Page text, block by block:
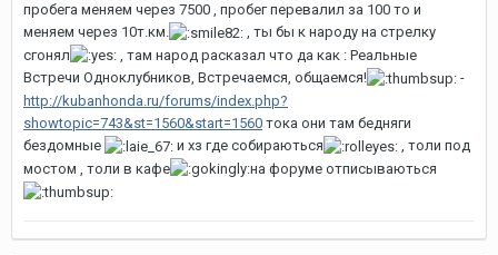
пробега меняем через 7500 , пробег перевалил за 100 то и
меняем через 10т.км.
, ты бы к народу на стрелку
сгонял
, там народ расказал что да как : Реальные
Встречи Одноклубников, Встречаемся, общаемся!
-
http://kubanhonda.ru/forums/index.php?
showtopic=743&st=1560&start=1560 тока они там бедняги
бездомные
и хз где собираються
, толи под
мостом , толи в кафе
на форуме отписываються